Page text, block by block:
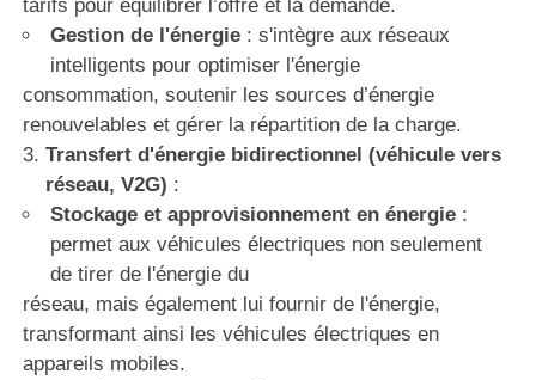
tarifs pour équilibrer l’offre et la demande.
Gestion de l'énergie: s'intègre aux réseaux
intelligents pour optimiser l'énergie
consommation, soutenir les sources d’énergie
renouvelables et gérer la répartition de la charge.
Transfert d'énergie bidirectionnel (véhicule vers
réseau, V2G) :
Stockage et approvisionnement en énergie:
permet aux véhicules électriques non seulement
de tirer de l'énergie du
réseau, mais également lui fournir de l'énergie,
transformant ainsi les véhicules électriques en
appareils mobiles.